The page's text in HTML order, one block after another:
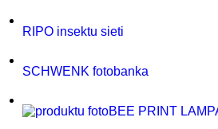
RIPO insektu sieti
SCHWENK fotobanka
BEE PRINT